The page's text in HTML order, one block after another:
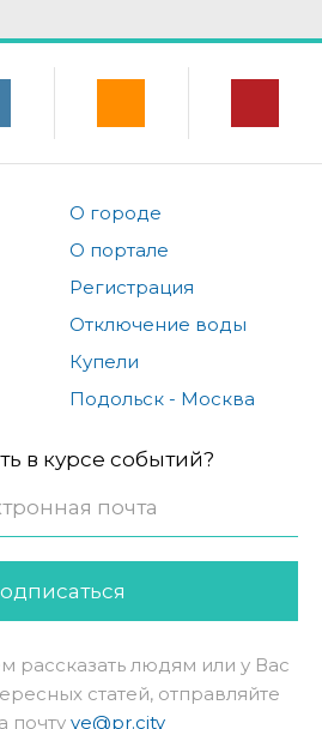
О городе
О портале
Регистрация
Отключение воды
Купели
Подольск - Москва
в курсе событий?
рассказать людям или у Вас
статей, отправляйте
почту ve@pr.city